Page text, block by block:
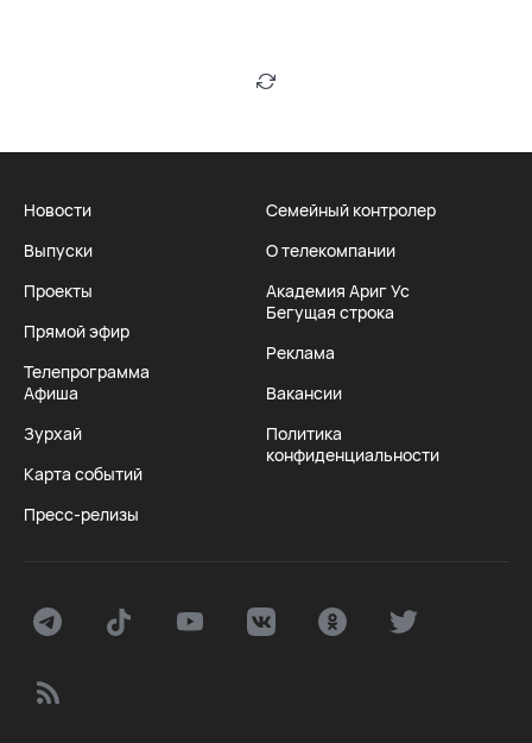
Новости
Выпуски
Проекты
Прямой эфир
Телепрограмма
Афиша
Зурхай
Карта событий
Пресс-релизы
Семейный контролер
О телекомпании
Академия Ариг Ус
Бегущая строка
Реклама
Вакансии
Политика
конфиденциальности